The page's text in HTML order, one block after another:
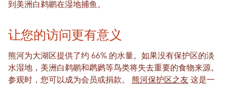
到美洲白鹈鹕在湿地捕鱼。
让您的访问更有意义
熊河为大湖区提供了约 66% 的水量。如果没有保护区的淡
水湿地，美洲白鹈鹕和䴙䴘等鸟类将失去重要的食物来源。
参观时，您可以成为会员或捐款。 熊河保护区之友 这是一